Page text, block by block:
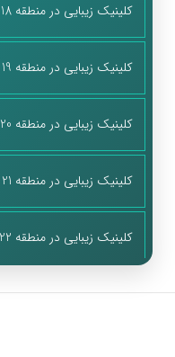
کلینیک زیبایی در منطقه 18
کلینیک زیبایی در منطقه 19
کلینیک زیبایی در منطقه 20
کلینیک زیبایی در منطقه 21
کلینیک زیبایی در منطقه 22